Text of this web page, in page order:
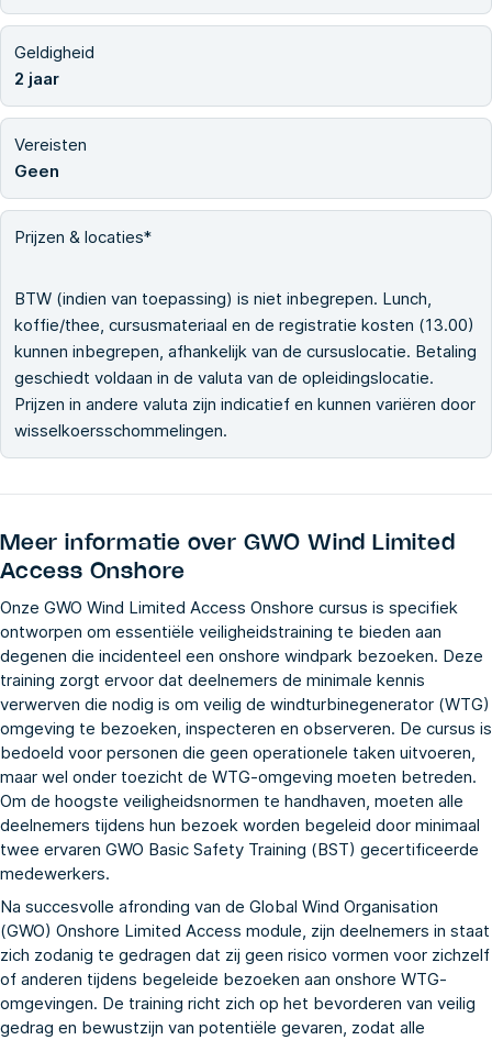
Geldigheid
2 jaar
Vereisten
Geen
Prijzen & locaties*
BTW (indien van toepassing) is niet inbegrepen. Lunch,
koffie/thee, cursusmateriaal en de registratie kosten (13.00)
kunnen inbegrepen, afhankelijk van de cursuslocatie. Betaling
geschiedt voldaan in de valuta van de opleidingslocatie.
Prijzen in andere valuta zijn indicatief en kunnen variëren door
wisselkoersschommelingen.
Meer informatie over GWO Wind Limited
Access Onshore
Onze GWO Wind Limited Access Onshore cursus is specifiek
ontworpen om essentiële veiligheidstraining te bieden aan
degenen die incidenteel een onshore windpark bezoeken. Deze
training zorgt ervoor dat deelnemers de minimale kennis
verwerven die nodig is om veilig de windturbinegenerator (WTG)
omgeving te bezoeken, inspecteren en observeren. De cursus is
bedoeld voor personen die geen operationele taken uitvoeren,
maar wel onder toezicht de WTG-omgeving moeten betreden.
Om de hoogste veiligheidsnormen te handhaven, moeten alle
deelnemers tijdens hun bezoek worden begeleid door minimaal
twee ervaren GWO Basic Safety Training (BST) gecertificeerde
medewerkers.
Na succesvolle afronding van de Global Wind Organisation
(GWO) Onshore Limited Access module, zijn deelnemers in staat
zich zodanig te gedragen dat zij geen risico vormen voor zichzelf
of anderen tijdens begeleide bezoeken aan onshore WTG-
omgevingen. De training richt zich op het bevorderen van veilig
gedrag en bewustzijn van potentiële gevaren, zodat alle